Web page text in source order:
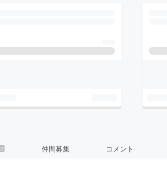
2 仲間募集 コメント